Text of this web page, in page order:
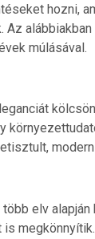
hozni,
múlásával.
elv